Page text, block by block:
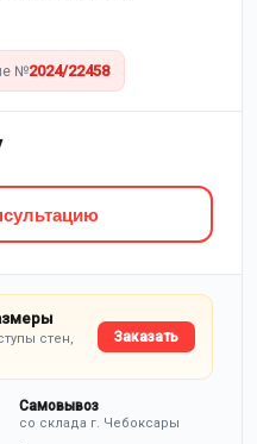
№2024/22458
стен,
Заказать
Самовывоз
со склада г. Чебоксары